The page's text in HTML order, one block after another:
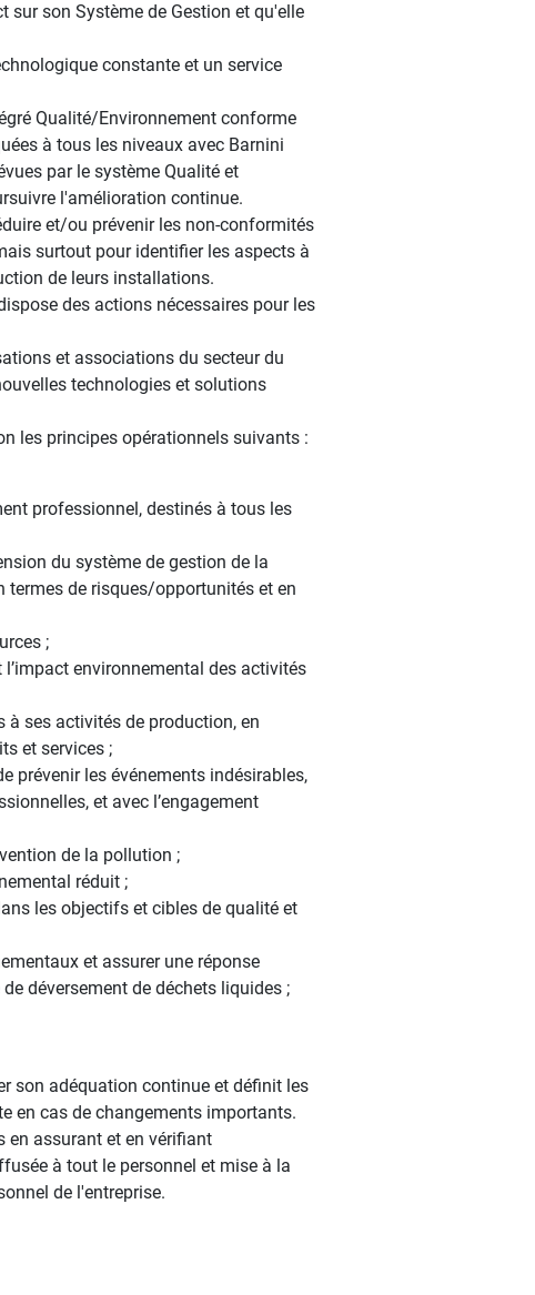
son Système de Gestion et qu'elle
constante et un service
Qualité/Environnement conforme
à tous les niveaux avec Barnini
par le système Qualité et
l'amélioration continue.
et/ou prévenir les non-conformités
surtout pour identifier les aspects à
de leurs installations.
des actions nécessaires pour les
et associations du secteur du
technologies et solutions
les principes opérationnels suivants :
professionnel, destinés à tous les
du système de gestion de la
termes de risques/opportunités et en
;
environnemental des activités
ses activités de production, en
et services ;
prévenir les événements indésirables,
et avec l’engagement
de la pollution ;
réduit ;
les objectifs et cibles de qualité et
et assurer une réponse
déversement de déchets liquides ;
son adéquation continue et définit les
en cas de changements importants.
en assurant et en vérifiant
à tout le personnel et mise à la
de l'entreprise.